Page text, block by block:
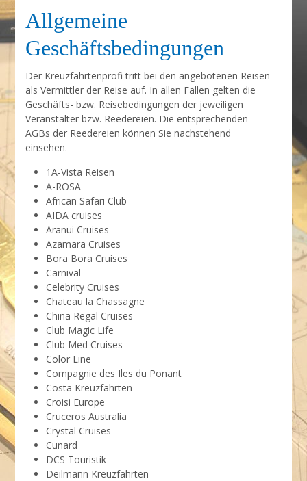
Allgemeine
Geschäftsbedingungen
Der Kreuzfahrtenprofi tritt bei den angebotenen Reisen
als Vermittler der Reise auf. In allen Fällen gelten die
Geschäfts- bzw. Reisebedingungen der jeweiligen
Veranstalter bzw. Reedereien. Die entsprechenden
AGBs der Reedereien können Sie nachstehend
einsehen.
1A-Vista Reisen
A-ROSA
African Safari Club
AIDA cruises
Aranui Cruises
Azamara Cruises
Bora Bora Cruises
Carnival
Celebrity Cruises
Chateau la Chassagne
China Regal Cruises
Club Magic Life
Club Med Cruises
Color Line
Compagnie des Iles du Ponant
Costa Kreuzfahrten
Croisi Europe
Cruceros Australia
Crystal Cruises
Cunard
DCS Touristik
Deilmann Kreuzfahrten